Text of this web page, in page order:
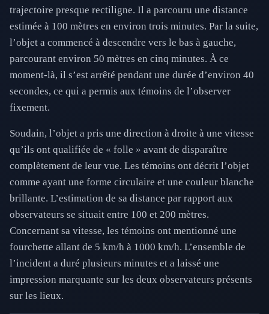
trajectoire presque rectiligne. Il a parcouru une distance
estimée à 100 mètres en environ trois minutes. Par la suite,
l’objet a commencé à descendre vers le bas à gauche,
parcourant environ 50 mètres en cinq minutes. À ce
moment-là, il s’est arrêté pendant une durée d’environ 40
secondes, ce qui a permis aux témoins de l’observer
fixement.
Soudain, l’objet a pris une direction à droite à une vitesse
qu’ils ont qualifiée de « folle » avant de disparaître
complètement de leur vue. Les témoins ont décrit l’objet
comme ayant une forme circulaire et une couleur blanche
brillante. L’estimation de sa distance par rapport aux
observateurs se situait entre 100 et 200 mètres.
Concernant sa vitesse, les témoins ont mentionné une
fourchette allant de 5 km/h à 1000 km/h. L’ensemble de
l’incident a duré plusieurs minutes et a laissé une
impression marquante sur les deux observateurs présents
sur les lieux.